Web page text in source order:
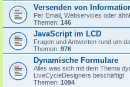
Versenden von
Per Email, Webservices oder
Themen: 146
JavaScript im LCD
Fragen und Antworten rund um
Themen: 976
Dynamische Formulare
Alles was sich mit dem Thema
LiveCycleDesigners beschäftigt
Themen: 1094